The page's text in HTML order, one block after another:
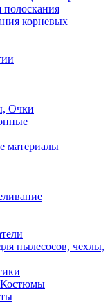
полоскания
корневых
Очки
материалы
пылесосов, чехлы,